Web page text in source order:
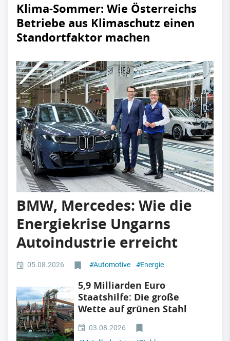
Klima-Sommer: Wie Österreichs
Betriebe aus Klimaschutz einen
Standortfaktor machen
BMW, Mercedes: Wie die
Energiekrise Ungarns
Autoindustrie erreicht
05.08.2026 #Automotive #Energie
5,9 Milliarden Euro
Staatshilfe: Die große
Wette auf grünen Stahl
03.08.2026